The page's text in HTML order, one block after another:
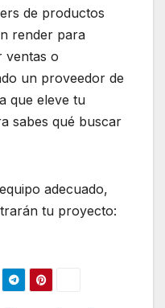
de productos
render para
ventas o
un proveedor de
que eleve tu
sabes qué buscar
adecuado,
tu proyecto: